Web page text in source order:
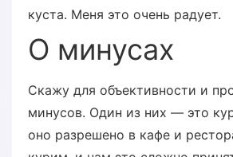
куста. Меня это очень радует.
О минусах
Скажу для объективности и
минусов. Один из них — это
оно разрешено в кафе и